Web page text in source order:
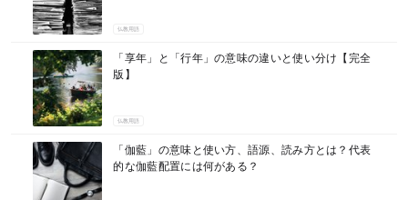
マネー 仏教用語
「享年」と「行年」の意味の違いと使い分け【完全
版】
仏教用語
「伽藍」の意味と使い方、語源、読み方とは？代表
的な伽藍配置には何がある？